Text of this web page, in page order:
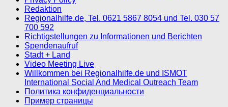
Redaktion
Regionalhilfe.de, Tel. 0621 5867 8054 und Tel. 030 57
700 592
Richtigstellungen zu Informationen und Berichten
Spendenaufruf
Stadt + Land
Video Meeting Live
Willkommen bei Regionalhilfe.de und ISMOT
International Social And Medical Outreach Team
Политика конфиденциальности
Пример страницы